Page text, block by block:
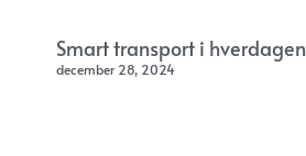
Smart transport i hverdagen
december 28, 2024